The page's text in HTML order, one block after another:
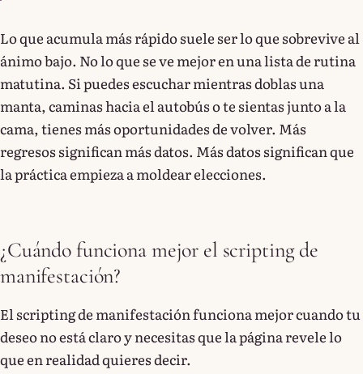
Lo que acumula más rápido suele ser lo que sobrevive al
ánimo bajo. No lo que se ve mejor en una lista de rutina
matutina. Si puedes escuchar mientras doblas una
manta, caminas hacia el autobús o te sientas junto a la
cama, tienes más oportunidades de volver. Más
regresos significan más datos. Más datos significan que
la práctica empieza a moldear elecciones.
¿Cuándo funciona mejor el scripting de
manifestación?
El scripting de manifestación funciona mejor cuando tu
deseo no está claro y necesitas que la página revele lo
que en realidad quieres decir.